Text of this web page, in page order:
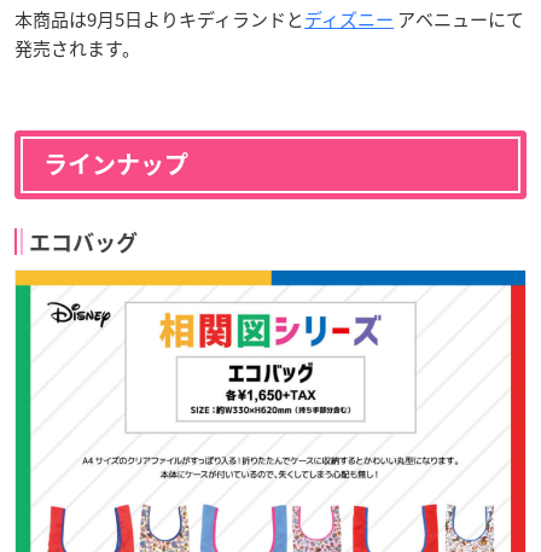
本商品は9月5日よりキディランドとディズニー アベニューにて
発売されます。
ラインナップ
エコバッグ